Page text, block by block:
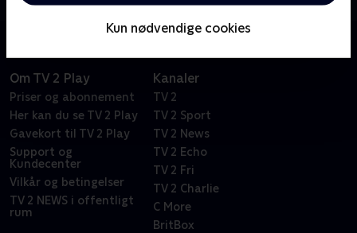
Kun nødvendige cookies
Om TV 2 Play
Priser og abonnement
Her kan du se TV 2 Play
Gavekort til TV 2 Play
Support og
Kundecenter
Vilkår og betingelser
TV 2 NEWS i offentligt
rum
Kanaler
TV 2
TV 2 Sport
TV 2 News
TV 2 Echo
TV 2 Fri
TV 2 Charlie
C More
BritBox